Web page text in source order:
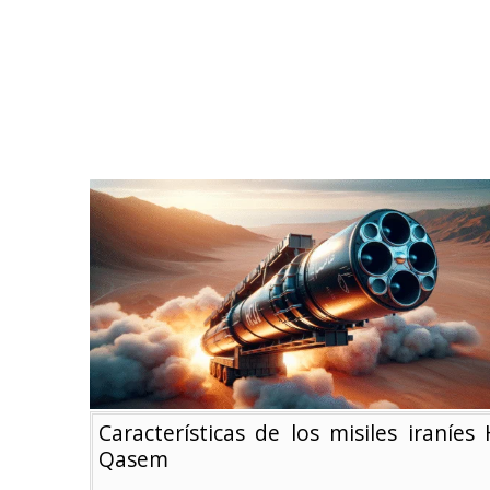
Características de los misiles iraníes
Qasem